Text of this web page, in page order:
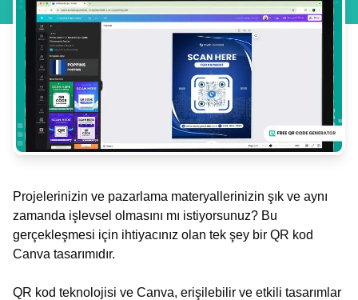
Projelerinizin ve pazarlama materyallerinizin şık ve aynı
zamanda işlevsel olmasını mı istiyorsunuz? Bu
gerçekleşmesi için ihtiyacınız olan tek şey bir QR kod
Canva tasarımıdır.
QR kod teknolojisi ve Canva, erişilebilir ve etkili tasarımlar